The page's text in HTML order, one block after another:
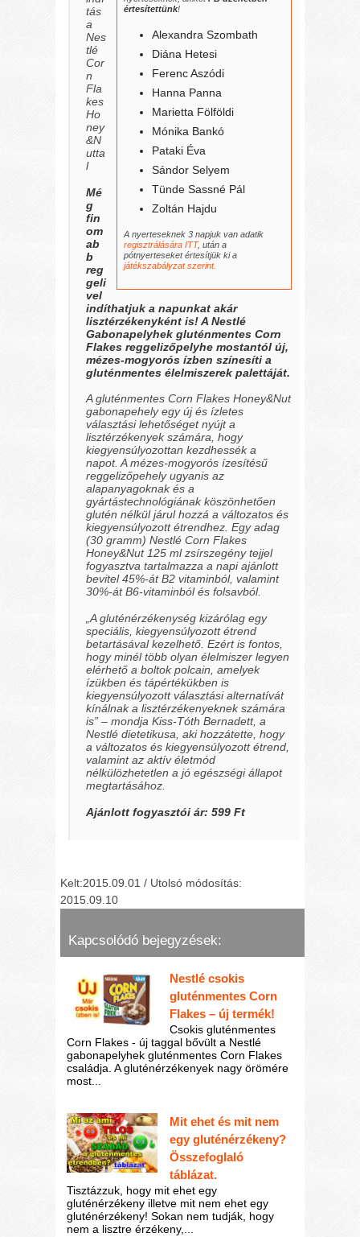
értesítettünk!
Alexandra Szombath
Diána Hetesi
Ferenc Aszódi
Hanna Panna
Marietta Fölföldi
Mónika Bankó
Pataki Éva
Sándor Selyem
Tünde Sassné Pál
Zoltán Hajdu
A nyerteseknek 3 napjuk van adatik
regisztrálására ITT, után a
pótnyerteseket értesítjük ki a
játékszabályzat szerint.
tás
a
Nes
tlé
Cor
n
Fla
kes
Ho
ney
&N
utta
l
Mé
g
fin
om
ab
b
reg
geli
vel
indíthatjuk a napunkat akár
lisztérzékenyként is! A Nestlé
Gabonapelyhek gluténmentes Corn
Flakes reggelizőpelyhe mostantól új,
mézes-mogyorós ízben színesíti a
gluténmentes élelmiszerek palettáját.
A gluténmentes Corn Flakes Honey&Nut
gabonapehely egy új és ízletes
választási lehetőséget nyújt a
lisztérzékenyek számára, hogy
kiegyensúlyozottan kezdhessék a
napot. A mézes-mogyorós ízesítésű
reggelizőpehely ugyanis az
alapanyagoknak és a
gyártástechnológiának köszönhetően
glutén nélkül járul hozzá a változatos és
kiegyensúlyozott étrendhez. Egy adag
(30 gramm) Nestlé Corn Flakes
Honey&Nut 125 ml zsírszegény tejjel
fogyasztva tartalmazza a napi ajánlott
bevitel 45%-át B2 vitaminból, valamint
30%-át B6-vitaminból és folsavból.
„A gluténérzékenység kizárólag egy
speciális, kiegyensúlyozott étrend
betartásával kezelhető. Ezért is fontos,
hogy minél több olyan élelmiszer legyen
elérhető a boltok polcain, amelyek
ízükben és tápértékükben is
kiegyensúlyozott választási alternatívát
kínálnak a lisztérzékenyeknek számára
is” –mondja Kiss-Tóth Bernadett, a
Nestlé dietetikusa, aki hozzátette, hogy
a változatos és kiegyensúlyozott étrend,
valamint az aktív életmód
nélkülözhetetlen a jó egészségi állapot
megtartásához.
Ajánlott fogyasztói ár: 599 Ft
Kelt:2015.09.01 / Utolsó módosítás:
2015.09.10
Kapcsolódó bejegyzések:
Nestlé csokis
gluténmentes Corn
Flakes – új termék!
Csokis gluténmentes
Corn Flakes - új taggal bővült a Nestlé
gabonapelyhek gluténmentes Corn Flakes
családja. A gluténérzékenyek nagy örömére
most...
Mit ehet és mit nem
egy gluténérzékeny?
Összefoglaló
táblázat.
Tisztázzuk, hogy mit ehet egy
gluténérzékeny illetve mit nem ehet egy
gluténérzékeny! Sokan nem tudják, hogy
nem a lisztre érzékeny,...